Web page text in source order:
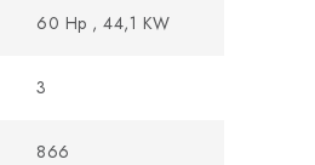
60 Hp , 44,1 KW
3
866